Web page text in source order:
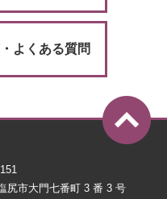
よくある質問
尻市大門七番町 3 番 3 号